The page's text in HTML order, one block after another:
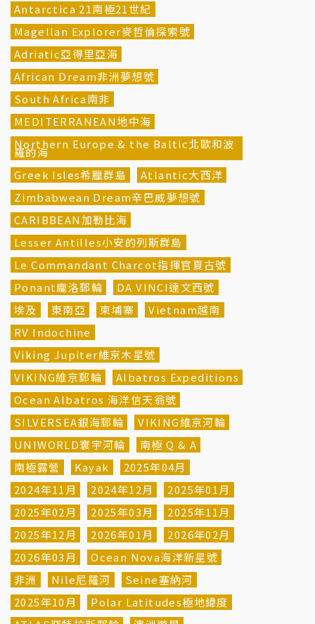
Antarctica 21南極21世紀
Magellan Explorer麥哲倫探索號
Adriatic亞得里亞海
African Dream非洲夢想號
South Africa南非
MEDITERRANEAN地中海
Northern Europe & the Baltic北歐和波
羅的海
Greek Isles希臘群島
Atlantic大西洋
Zimbabwean Dream辛巴威夢想號
CARIBBEAN加勒比海
Lesser Antilles小安的列斯群島
Le Commandant Charcot指揮官夏古號
Ponant龐洛郵輪
DA VINCI達文西號
埃及
東南亞 柬埔寨
Vietnam越南
RV Indochine
Viking Jupiter維京木星號
VIKING維京郵輪
Albatros Expeditions
Ocean Albatros 海洋信天翁號
SILVERSEA銀海郵輪
VIKING維京河輪
UNIWORLD寰宇河輪
南極 Q & A
南極露營
Kayak
2025年04月
2024年11月
2024年12月
2025年01月
2025年02月
2025年03月
2025年11月
2025年12月
2026年01月
2026年02月
2026年03月
Ocean Nova海洋新星號
非洲
Nile尼羅河
Seine塞納河
2025年10月
Polar Latitudes極地緯度